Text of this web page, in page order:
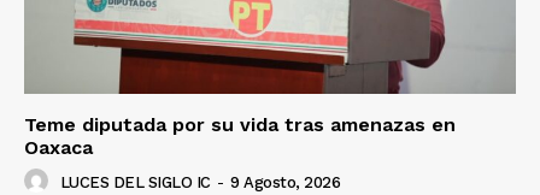
Teme diputada por su vida tras amenazas en
Oaxaca
LUCES DEL SIGLO IC - 9 Agosto, 2026